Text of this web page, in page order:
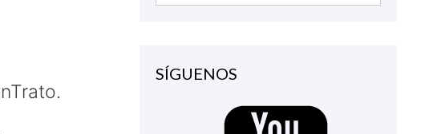
SÍGUENOS